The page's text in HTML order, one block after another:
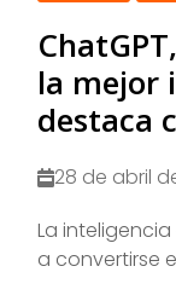
la mejor
destaca
28 de abril
La
a convertirse